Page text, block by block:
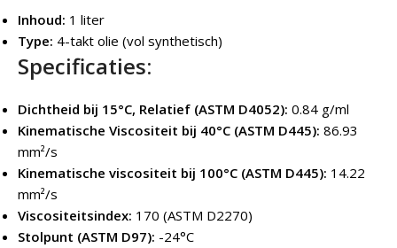
Inhoud: 1 liter
Type: 4-takt olie (vol synthetisch)
Specificaties:
Dichtheid bij 15°C, Relatief (ASTM D4052): 0.84 g/ml
Kinematische Viscositeit bij 40°C (ASTM D445): 86.93
mm²/s
Kinematische viscositeit bij 100°C (ASTM D445): 14.22
mm²/s
Viscositeitsindex: 170 (ASTM D2270)
Stolpunt (ASTM D97): -24°C